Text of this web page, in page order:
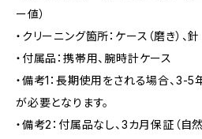
ー値）
・クリーニング箇所：ケース（磨き）、針
・付属品：携帯用、腕時計ケース
・備考1：長期使用をされる場合、3-
が必要となります。
・備考2：付属品なし、3カ月保証（自